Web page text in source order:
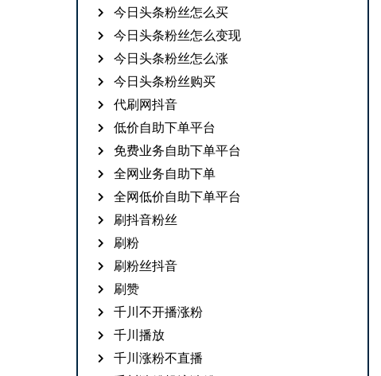
今日头条粉丝怎么买
今日头条粉丝怎么变现
今日头条粉丝怎么涨
今日头条粉丝购买
代刷网抖音
低价自助下单平台
免费业务自助下单平台
全网业务自助下单
全网低价自助下单平台
刷抖音粉丝
刷粉
刷粉丝抖音
刷赞
千川不开播涨粉
千川播放
千川涨粉不直播